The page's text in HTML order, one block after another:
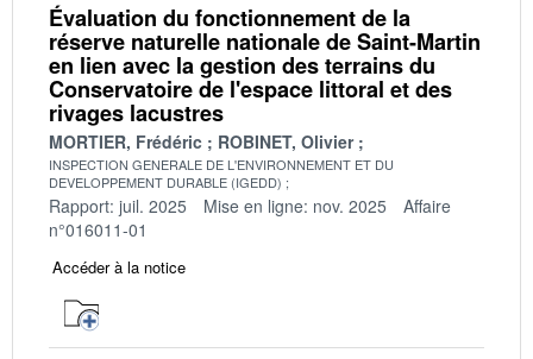
Évaluation du fonctionnement de la
réserve naturelle nationale de Saint-Martin
en lien avec la gestion des terrains du
Conservatoire de l'espace littoral et des
rivages lacustres
MORTIER, Frédéric ROBINET, Olivier
INSPECTION GENERALE DE L'ENVIRONNEMENT ET DU
DEVELOPPEMENT DURABLE (IGEDD)
Rapport: juil. 2025 Mise en ligne: nov. 2025
Affaire
n°016011-01
Accéder à la notice